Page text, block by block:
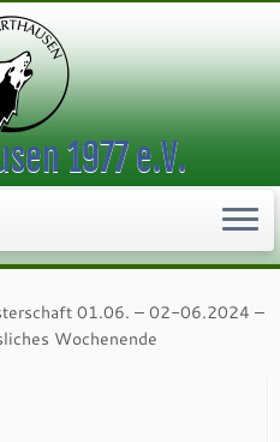
1977 e.V.
01.06. – 02-06.2024 –
Wochenende